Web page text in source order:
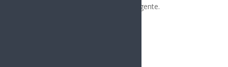
resultados a las necesidades de su gente.